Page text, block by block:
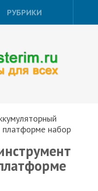
РУБРИКИ
платформе набор